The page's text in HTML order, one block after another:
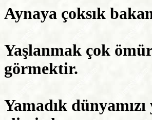
Aynaya çoksık
Yaşlanmak çok
görmektir.
Yamadık